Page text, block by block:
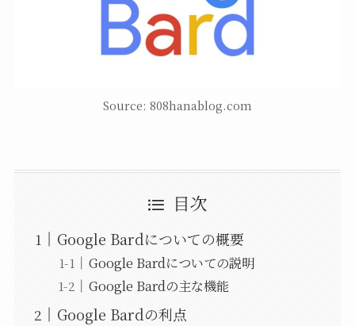
Source: 808hanablog.com
目次
Google Bardについての概要
Google Bardについての説明
Google Bardの主な機能
Google Bardの利点